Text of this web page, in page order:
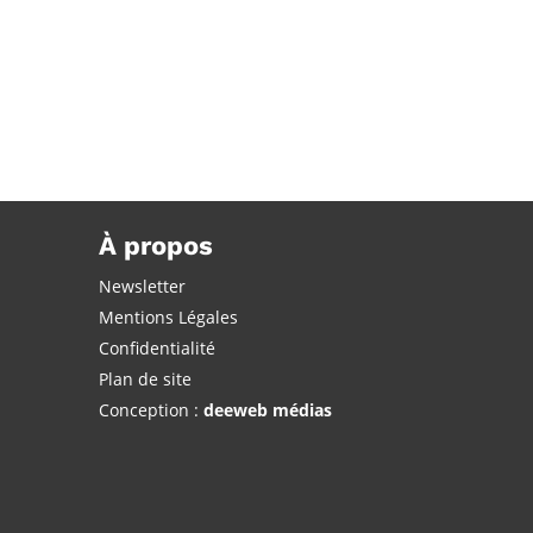
À propos
Newsletter
Mentions Légales
Confidentialité
Plan de site
Conception : deeweb médias